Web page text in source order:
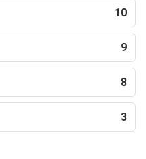
10
9
8
3